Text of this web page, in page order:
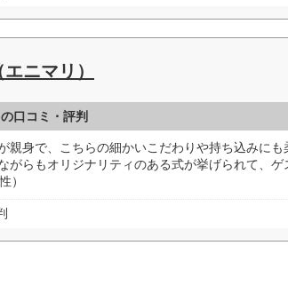
ニマリ）
口コミ・評判
親身で、こちらの細かいこだわりや持ち込みに
がらもオリジナリティのある式が挙げられて、ゲ
）